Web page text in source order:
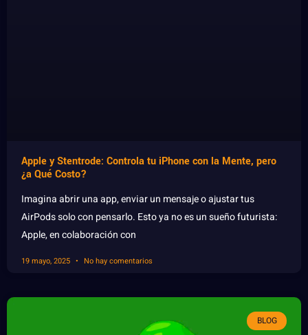
Apple y Stentrode: Controla tu iPhone con la Mente, pero
¿a Qué Costo?
Imagina abrir una app, enviar un mensaje o ajustar tus
AirPods solo con pensarlo. Esto ya no es un sueño futurista:
Apple, en colaboración con
19 mayo, 2025 No hay comentarios
BLOG